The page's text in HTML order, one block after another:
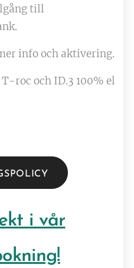
till
info och aktivering.
roc och ID.3 100% el
i vår